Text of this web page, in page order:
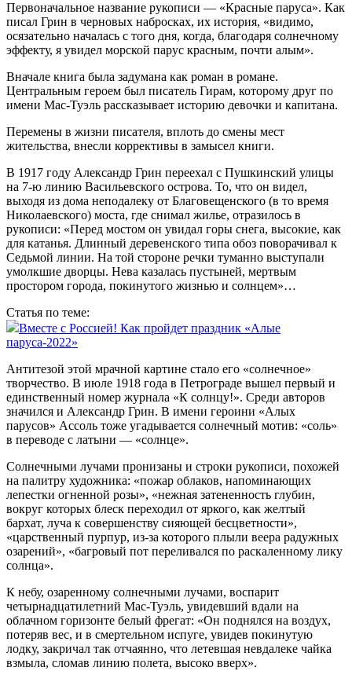
Первоначальное название рукописи — «Красные паруса». Как
писал Грин в черновых набросках, их история, «видимо,
осязательно началась с того дня, когда, благодаря солнечному
эффекту, я увидел морской парус красным, почти алым».
Вначале книга была задумана как роман в романе.
Центральным героем был писатель Гирам, которому друг по
имени Мас-Туэль рассказывает историю девочки и капитана.
Перемены в жизни писателя, вплоть до смены мест
жительства, внесли коррективы в замысел книги.
В 1917 году Александр Грин переехал с Пушкинский улицы
на 7‑ю линию Васильевского острова. То, что он видел,
выходя из дома неподалеку от Благовещенского (в то время
Николаевского) моста, где снимал жилье, отразилось в
рукописи: «Перед мостом он увидал горы снега, высокие, как
для ­катанья. Длинный деревенского типа обоз поворачивал к
Седьмой линии. На той стороне речки туманно выступали
умолкшие дворцы. Нева казалась пустыней, мертвым
простором города, покинутого жизнью и солнцем»…
Статья по теме:
Вместе с Россией! Как пройдет праздник «Алые
паруса-2022»
Антитезой этой мрачной картине стало его «солнечное»
творчество. В июле 1918 года в Петрограде вышел первый и
единственный номер журнала «К солнцу!». Среди авторов
значился и Александр Грин. В имени героини «Алых
парусов» Ассоль тоже угадывается солнечный мотив: «соль»
в переводе с латыни — «солнце».
Солнечными лучами пронизаны и строки рукописи, похожей
на палитру художника: «пожар облаков, напоминающих
лепестки огненной розы», «нежная затененность глубин,
вокруг которых блеск переходил от яркого, как желтый
бархат, луча к совершенству сияющей бесцветности»,
«царственный пурпур, из‑за которого плыли веера радужных
озарений», «багровый пот переливался по раскаленному лику
солнца».
К небу, озаренному солнечными лучами, воспарит
четырнадцатилетний Мас-Туэль, увидевший вдали на
облачном горизонте белый фрегат: «Он поднялся на воздух,
потеряв вес, и в смертельном испуге, увидев покинутую
лодку, закричал так отчаянно, что летевшая невдалеке чайка
взмыла, сломав линию полета, высоко вверх».